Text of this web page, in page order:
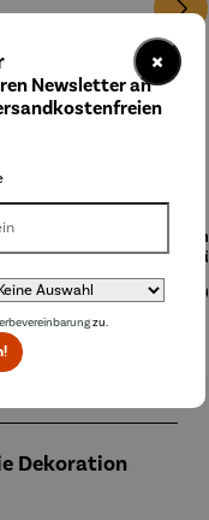
Preis:
nerkühler
Cocoon
Regulärer Preis:
189,00 €
Dekoration
×
Newsletter an
zu.